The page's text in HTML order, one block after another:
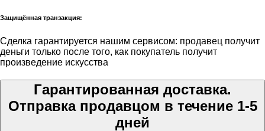
Защищённая транзакция:
Сделка гарантируется нашим сервисом: продавец получит
деньги только после того, как покупатель получит
произведение искусства
Гарантированная доставка.
Отправка продавцом в течение 1-5
дней